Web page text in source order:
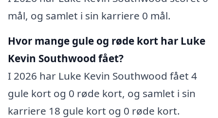
mål, og samlet i sin karriere 0 mål.
Hvor mange gule og røde kort har Luke
Kevin Southwood fået?
I 2026 har Luke Kevin Southwood fået 4
gule kort og 0 røde kort, og samlet i sin
karriere 18 gule kort og 0 røde kort.